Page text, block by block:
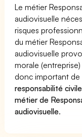
Le métier
audiovisuelle
risques
du métier
audiovisuelle
morale
donc important
responsabilité civile
métier de
audiovisuelle.